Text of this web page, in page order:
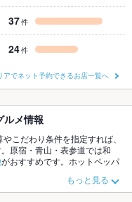
37件
24件
アでネット予約できるお店一覧へ
ルメ情報
こだわり条件を指定すれば、
原宿・青山・表参道では和
がおすすめです。ホットペッパ
最新情報をご紹介しているの
えるお店も拡大中です。友達
もっと見る